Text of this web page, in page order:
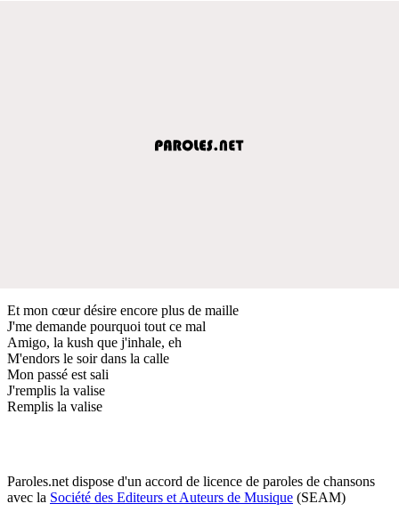
Et mon cœur désire encore plus de maille
J'me demande pourquoi tout ce mal
Amigo, la kush que j'inhale, eh
M'endors le soir dans la calle
Mon passé est sali
J'remplis la valise
Remplis la valise
Paroles.net dispose d'un accord de licence de paroles de chansons
avec la Société des Editeurs et Auteurs de Musique (SEAM)